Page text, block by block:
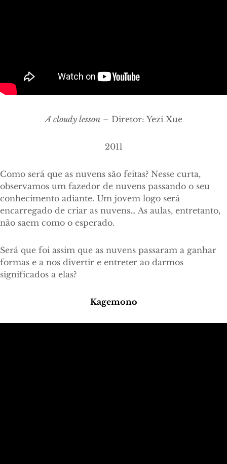
A cloudy lesson– Diretor: Yezi Xue
2011
Como será que as nuvens são feitas? Nesse curta,
observamos um fazedor de nuvens passando o seu
conhecimento adiante. Um jovem logo será
encarregado de criar as nuvens… As aulas, entretanto,
não saem como o esperado.
Será que foi assim que as nuvens passaram a ganhar
formas e a nos divertir e entreter ao darmos
significados a elas?
Kagemono